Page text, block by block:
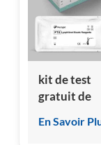
kit de test
gratuit de
En Savoir